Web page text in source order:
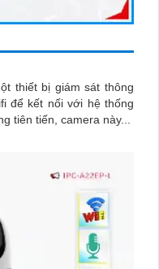
thiết bị giám sát thông
để kết nối với hệ thống
tiên tiến, camera này...